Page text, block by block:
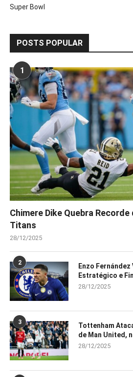
Super Bowl
POSTS POPULAR
1
Chimere Dike Quebra
Titans
28/12/2025
2
Enzo Fernández
Estratégico e
28/12/2025
3
Tottenham
de Man United,
28/12/2025